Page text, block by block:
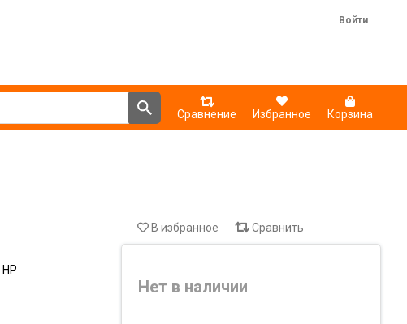
Войти
Сравнение Избранное Корзина
HP
В избранное Сравнить
Нет в наличии